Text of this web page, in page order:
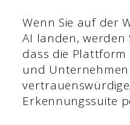
Wenn Sie auf der
AI landen, werden
dass die Plattform
und
Erkennungssuite